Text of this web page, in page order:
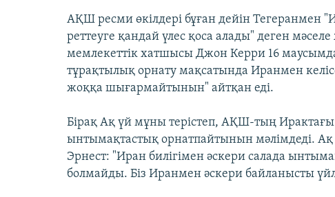
АҚШ ресми өкілдері бұған дейін Тегеранмен
реттеуге қандай үлес қоса алады" деген
мемлекеттік хатшысы Джон Керри 16
тұрақтылық орнату мақсатында Иранмен
жоққа шығармайтынын" айтқан еді.
Бірақ Ақ үй мұны терістеп, АҚШ-тың
ынтымақтастық орнатпайтынын мәлімдеді.
Эрнест: "Иран билігімен әскери салада
болмайды. Біз Иранмен әскери байланысты